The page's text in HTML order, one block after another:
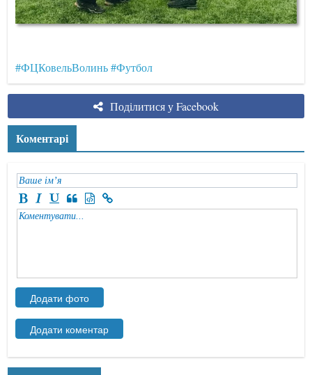
#ФЦКовельВолинь #Футбол
Поділитися у Facebook
Коментарі